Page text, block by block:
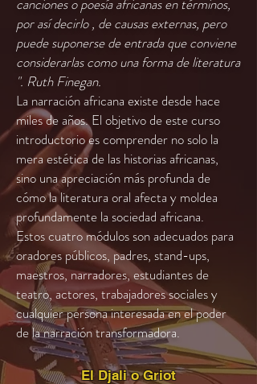
por así decirlo , de causas externas, pero
puede suponerse de entrada que conviene
considerarlas como una forma de literatura
". Ruth Finegan.
La narración africana existe desde hace
miles de años. El objetivo de este curso
introductorio es comprender no solo la
mera estética de las historias africanas,
sino una apreciación más profunda de
cómo la literatura oral afecta y moldea
profundamente la sociedad africana.
Estos cuatro módulos son adecuados para
oradores públicos, padres, stand-ups,
maestros, narradores, estudiantes de
teatro, actores, trabajadores sociales y
cualquier persona interesada en el poder
de la narración transformadora.
El Djali o Griot